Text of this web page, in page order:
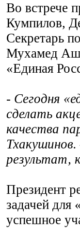
Во встрече
Кумпилов,
Секретарь
Мухамед
«Единая
- Сегодня
сделать
качества
Тхакушинов.
результат,
Президент
задачей для
успешное